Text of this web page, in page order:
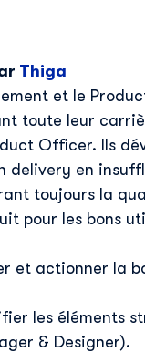
Thiga
et le
toute leur
Officer. Ils
delivery en
toujours la
pour les bons
et actionner la
les éléments
& Designer).